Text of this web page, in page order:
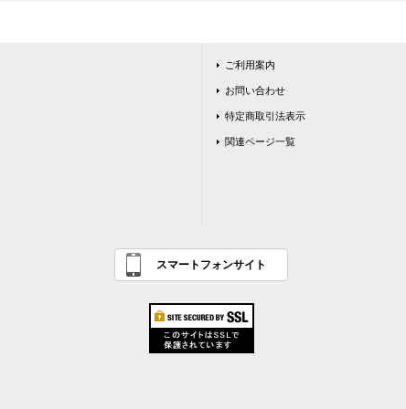
ご利用案内
お問い合わせ
特定商取引法表示
関連ページ一覧
スマートフォンサイト